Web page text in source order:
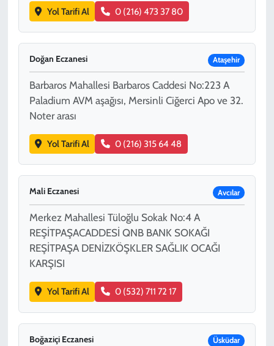
Yol Tarifi Al 0 (216) 473 37 80
Doğan Eczanesi Ataşehir
Barbaros Mahallesi Barbaros Caddesi No:223 A
Paladium AVM aşağısı, Mersinli Ciğerci Apo ve 32.
Noter arası
Yol Tarifi Al 0 (216) 315 64 48
Mali Eczanesi Avcılar
Merkez Mahallesi Tüloğlu Sokak No:4 A
REŞİTPAŞACADDESİ QNB BANK SOKAĞI
REŞİTPAŞA DENİZKÖŞKLER SAĞLIK OCAĞI
KARŞISI
Yol Tarifi Al 0 (532) 711 72 17
Boğaziçi Eczanesi Üsküdar